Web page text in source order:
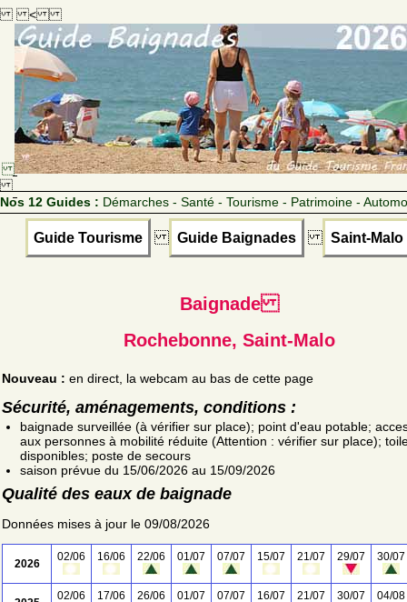
<
Nos 12 Guides : Démarches - Santé - Tourisme - Patrimoine -
Guide Tourisme Guide Baignades Saint-Malo
Baignade
Rochebonne, Saint-Malo
Nouveau : en direct, la webcam au bas de cette page
Sécurité, aménagements, conditions :
baignade surveillée (à vérifier sur place); point d'eau potable;
aux personnes à mobilité réduite (Attention : vérifier sur place);
disponibles; poste de secours
saison prévue du 15/06/2026 au 15/09/2026
Qualité des eaux de baignade
Données mises à jour le 09/08/2026
2026
02/06 16/06 22/06 01/07 07/07 15/07 21/07 29/07 30/07
02/06 17/06 26/06 01/07 07/07 16/07 21/07 30/07 04/08